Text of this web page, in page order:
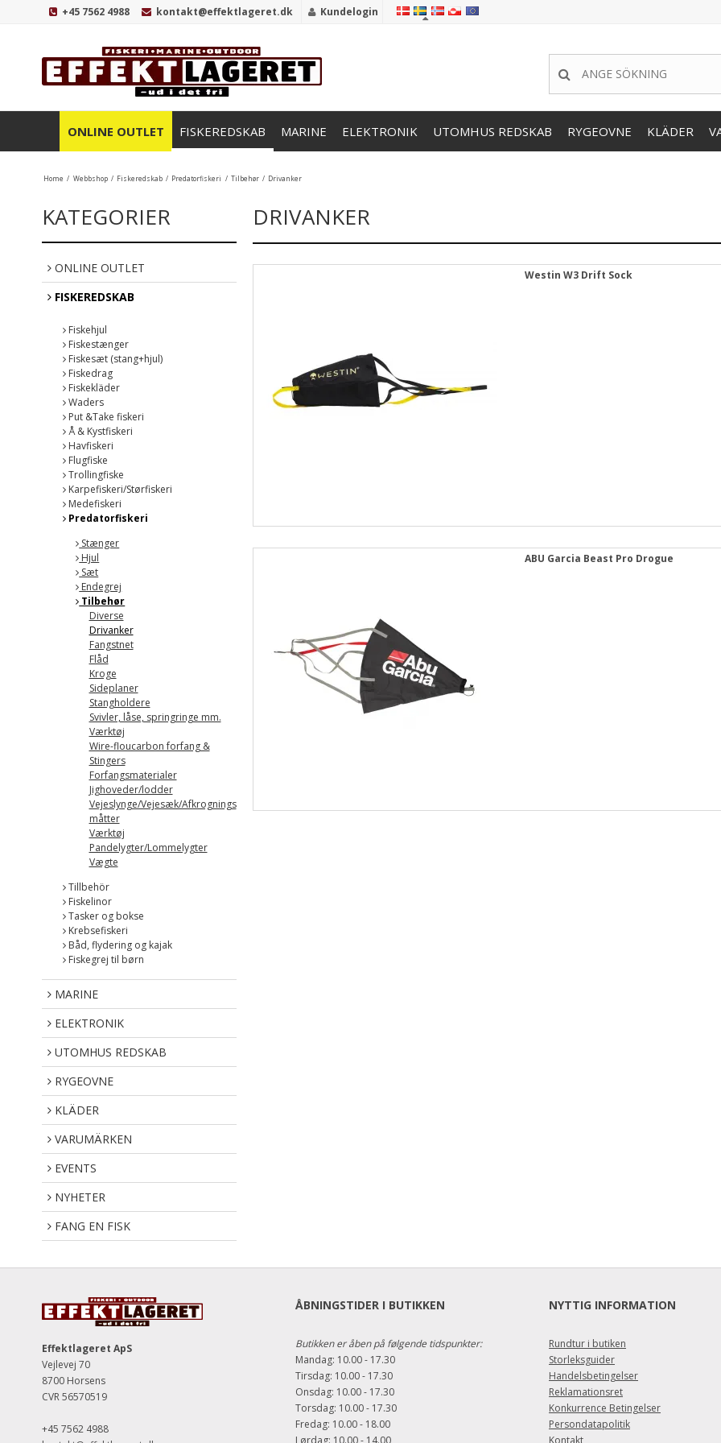
+45 7562 4988 kontakt@effektlageret.dk Kundelogin
ONLINE OUTLET FISKEREDSKAB MARINE ELEKTRONIK UTOMHUS REDSKAB RYGEOVNE KLÄDER
Home / Webbshop / Fiskeredskab / Predatorfiskeri / Tilbehør / Drivanker
KATEGORIER
ONLINE OUTLET
FISKEREDSKAB
Fiskehjul
Fiskestænger
Fiskesæt (stang+hjul)
Fiskedrag
Fiskekläder
Waders
Put &Take fiskeri
Å & Kystfiskeri
Havfiskeri
Flugfiske
Trollingfiske
Karpefiskeri/Størfiskeri
Medefiskeri
Predatorfiskeri
Stænger
Hjul
Sæt
Endegrej
Tilbehør
Diverse
Drivanker
Fangstnet
Flåd
Kroge
Sideplaner
Stangholdere
Svivler, låse, springringe mm.
Værktøj
Wire-floucarbon forfang &
Stingers
Forfangsmaterialer
Jighoveder/lodder
Vejeslynge/Vejesæk/Afkrognings
måtter
Værktøj
Pandelygter/Lommelygter
Vægte
Tillbehör
Fiskelinor
Tasker og bokse
Krebsefiskeri
Båd, flydering og kajak
Fiskegrej til børn
MARINE
ELEKTRONIK
UTOMHUS REDSKAB
RYGEOVNE
KLÄDER
VARUMÄRKEN
EVENTS
NYHETER
FANG EN FISK
DRIVANKER
Westin W3 Drift Sock
ABU Garcia Beast Pro Drogue
Effektlageret ApS
Vejlevej 70
8700 Horsens
CVR 56570519
+45 7562 4988
ÅBNINGSTIDER I BUTIKKEN
Butikken er åben på følgende tidspunkter:
Mandag: 10.00 - 17.30
Tirsdag: 10.00 - 17.30
Onsdag: 10.00 - 17.30
Torsdag: 10.00 - 17.30
Fredag: 10.00 - 18.00
Lørdag: 10.00 - 14.00
NYTTIG INFORMATION
Rundtur i butiken
Storleksguider
Handelsbetingelser
Reklamationsret
Konkurrence Betingelser
Persondatapolitik
Kontakt